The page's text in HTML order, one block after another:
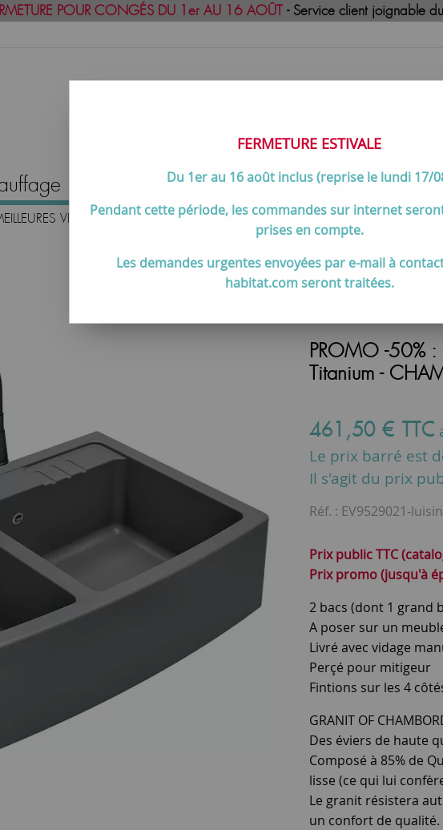
POUR CONGÉS DU 1er AU 16 AOÛT- Service client joignable
Cuisson Meilleures ventes
VENTES CUISSON >Éviers & Mitigeurs >PROMO -50% : Evier 2
PROMO -50%
Titanium -
461 ,50 € TTC
Le prix barré est
Il s'agit du prix
Réf. : EV9529021-
Prix public TTC
Prix promo (jusqu'à
2 bacs (dont 1 grand
A poser sur un
Livré avec vidage
Perçé pour mitigeur
Fintions sur les 4
GRANIT OF
Des éviers de haute
Composé à 85% de
lisse (ce qui lui
Le granit résistera
un confort de qualité.
FERMETURE ESTIVALE
Du 1er au 16 août inclus (reprise le lundi 17/
Pendant cette période, les commandes sur internet
prises en compte.
Les demandes urgentes envoyées par e-mail à
habitat.com seront traitées.